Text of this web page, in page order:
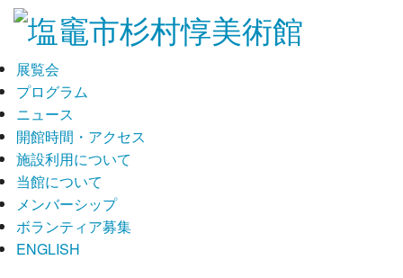
展覧会
プログラム
ニュース
開館時間・アクセス
施設利用について
当館について
メンバーシップ
ボランティア募集
ENGLISH